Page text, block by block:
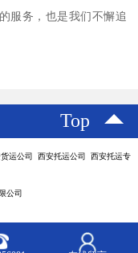
服务，也是我们不懈追
Top
运公司 西安托运公司 西安托运专
公司